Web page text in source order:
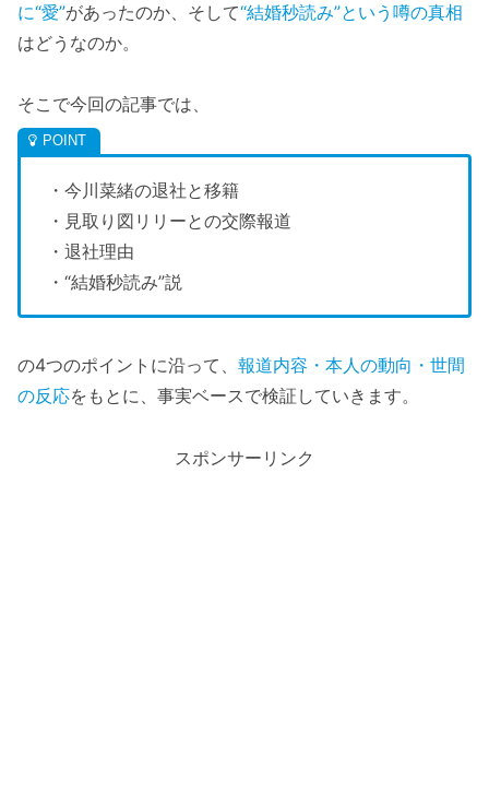
に“愛”があったのか、そして“結婚秒読み”という噂の真相
はどうなのか。
そこで今回の記事では、
・今川菜緒の退社と移籍
・見取り図リリーとの交際報道
・退社理由
・“結婚秒読み”説
の4つのポイントに沿って、 報道内容・本人の動向・世間
の反応をもとに、事実ベースで検証していきます。
スポンサーリンク